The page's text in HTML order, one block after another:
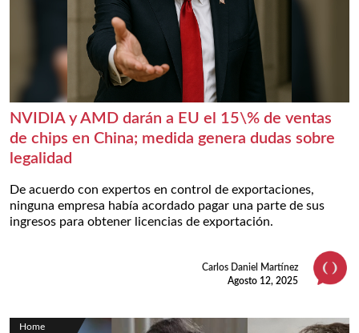
NVIDIA y AMD darán a EU el 15\% de ventas
de chips en China; medida genera dudas sobre
legalidad
De acuerdo con expertos en control de exportaciones,
ninguna empresa había acordado pagar una parte de sus
ingresos para obtener licencias de exportación.
Carlos Daniel Martínez
Agosto 12, 2025
Home